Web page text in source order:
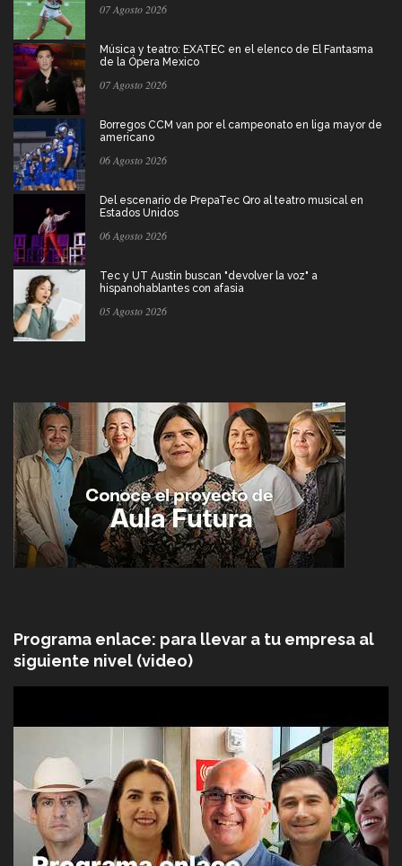
07 Agosto 2026
Música y teatro: EXATEC en el elenco de El Fantasma
de la Ópera Mexico
07 Agosto 2026
Borregos CCM van por el campeonato en liga mayor de
americano
06 Agosto 2026
Del escenario de PrepaTec Qro al teatro musical en
Estados Unidos
06 Agosto 2026
Tec y UT Austin buscan "devolver la voz" a
hispanohablantes con afasia
05 Agosto 2026
Programa enlace: para llevar a tu empresa al
siguiente nivel (video)